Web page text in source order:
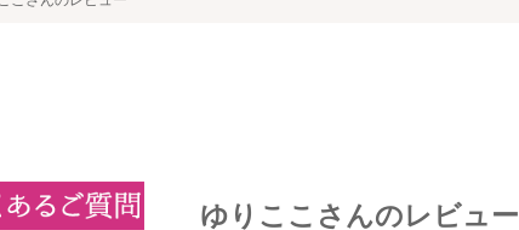
ゆりここさんのレビュー